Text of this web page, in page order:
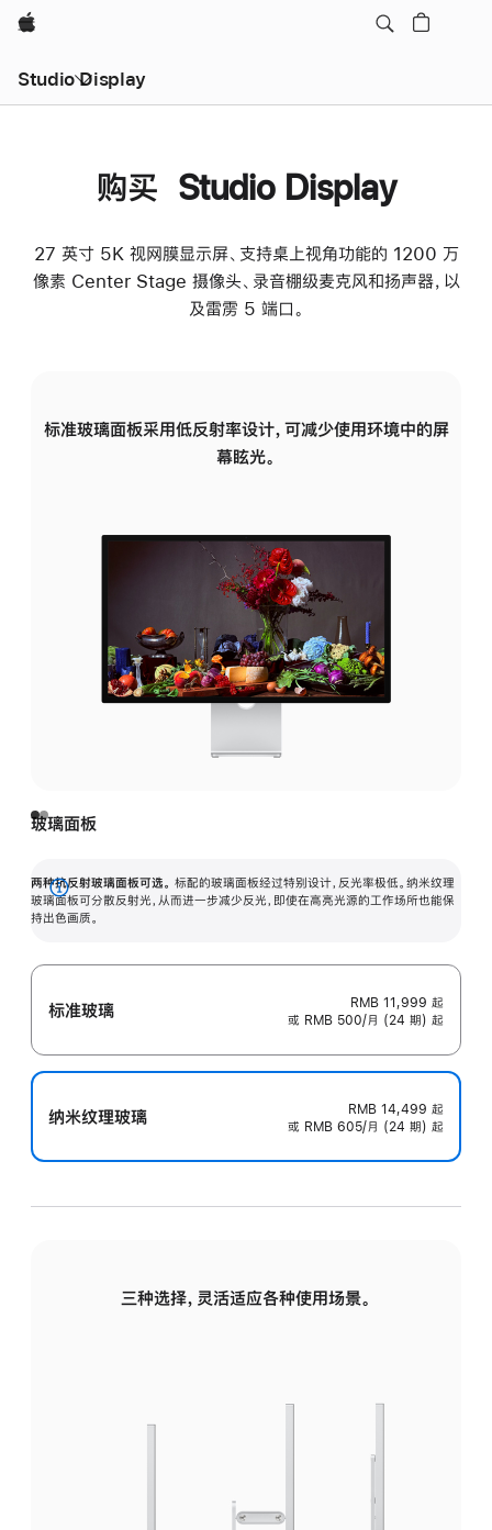
Apple
Studio Display
购买 Studio Display
27 英寸 5K 视网膜显示屏、支持桌上视角功能的 1200 万
像素 Center Stage 摄像头、录音棚级麦克风和扬声器，以
及雷雳 5 端口。
标准玻璃面板采用低反射率设计，可减少使用环境中的屏
幕眩光。
玻璃面板
两种抗反射玻璃面板可选。 标配的玻璃面板经过特别设计，反光率极低。纳米纹理
玻璃面板可分散反射光，从而进一步减少反光，即使在高亮光源的工作场所也能保
持出色画质。
展
开
标准玻璃 RMB 11,999 起
或 RMB 500/月 (24 期) 起
纳米纹理玻璃 RMB 14,499 起
或 RMB 605/月 (24 期) 起
三种选择，灵活适应各种使用场景。